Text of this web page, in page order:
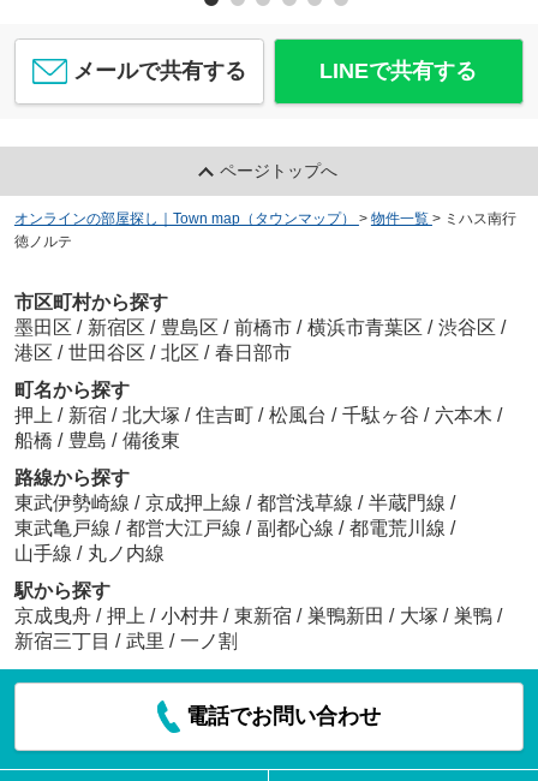
メールで共有する LINEで共有する
ページトップへ
オンラインの部屋探し｜Town map（タウンマップ） > 物件一覧 > ミハス南行
徳ノルテ
市区町村から探す
墨田区 / 新宿区 / 豊島区 / 前橋市 / 横浜市青葉区 / 渋谷区 /
港区 / 世田谷区 / 北区 / 春日部市
町名から探す
押上 / 新宿 / 北大塚 / 住吉町 / 松風台 / 千駄ヶ谷 / 六本木 /
船橋 / 豊島 / 備後東
路線から探す
東武伊勢崎線 / 京成押上線 / 都営浅草線 / 半蔵門線 /
東武亀戸線 / 都営大江戸線 / 副都心線 / 都電荒川線 /
山手線 / 丸ノ内線
駅から探す
京成曳舟 / 押上 / 小村井 / 東新宿 / 巣鴨新田 / 大塚 / 巣鴨 /
新宿三丁目 / 武里 / 一ノ割
電話でお問い合わせ